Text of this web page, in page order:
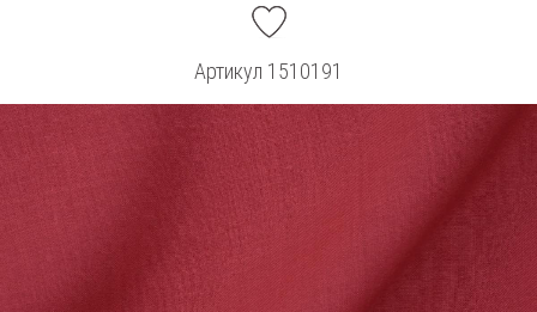
Артикул 1510191